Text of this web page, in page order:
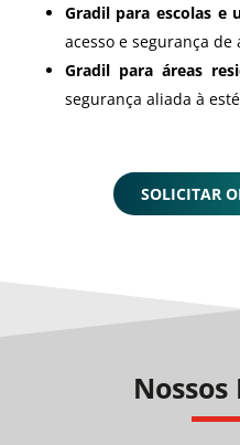
Gradil para escolas e
acesso e segurança de
Gradil para áreas
segurança aliada à
SOLICITAR